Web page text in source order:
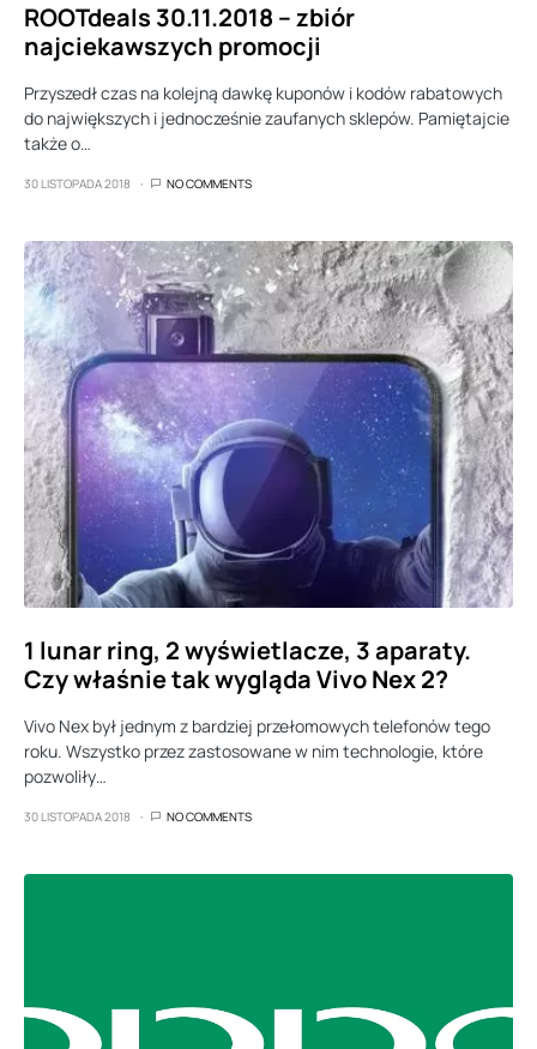
ROOTdeals 30.11.2018 – zbiór
najciekawszych promocji
Przyszedł czas na kolejną dawkę kuponów i kodów rabatowych
do największych i jednocześnie zaufanych sklepów. Pamiętajcie
także o…
30 LISTOPADA 2018 NO COMMENTS
1 lunar ring, 2 wyświetlacze, 3 aparaty.
Czy właśnie tak wygląda Vivo Nex 2?
Vivo Nex był jednym z bardziej przełomowych telefonów tego
roku. Wszystko przez zastosowane w nim technologie, które
pozwoliły…
30 LISTOPADA 2018 NO COMMENTS